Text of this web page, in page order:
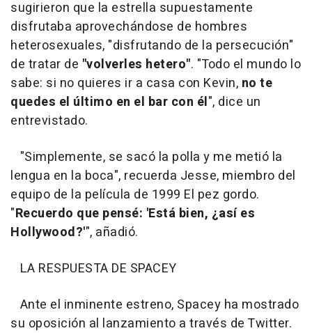
sugirieron que la estrella supuestamente
disfrutaba aprovechándose de hombres
heterosexuales, "disfrutando de la persecución"
de tratar de "volverles hetero". "Todo el mundo lo
sabe: si no quieres ir a casa con Kevin, no te
quedes el último en el bar con él", dice un
entrevistado.
"Simplemente, se sacó la polla y me metió la
lengua en la boca", recuerda Jesse, miembro del
equipo de la película de 1999 El pez gordo.
"Recuerdo que pensé: 'Está bien, ¿así es
Hollywood?'", añadió.
LA RESPUESTA DE SPACEY
Ante el inminente estreno, Spacey ha mostrado
su oposición al lanzamiento a través de Twitter.